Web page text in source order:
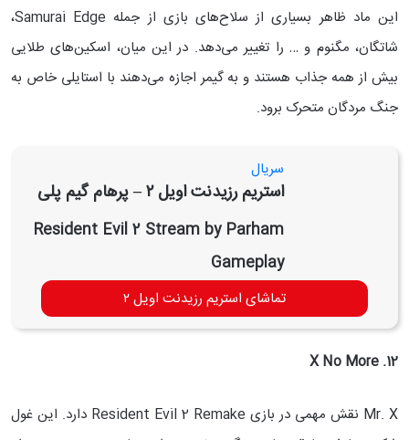
این ماد ظاهر بسیاری از سلاح‌های بازی از جمله Samurai Edge،
شاتگان، مگنوم و … را تغییر می‌دهد. در این میان، اسکین‌های طلایی
بیش از همه جذاب هستند و به گیمر اجازه می‌دهند با استایلی خاص به
جنگ مردگان متحرک برود.
سریال
استریم رزیدنت اویل ۲ – پرهام گیم پلی
Resident Evil 2 Stream by Parham
Gameplay
تماشای استریم رزیدنت اویل ۲
12. X No More
Mr. X نقش مهمی در بازی Resident Evil 2 Remake دارد. این غول